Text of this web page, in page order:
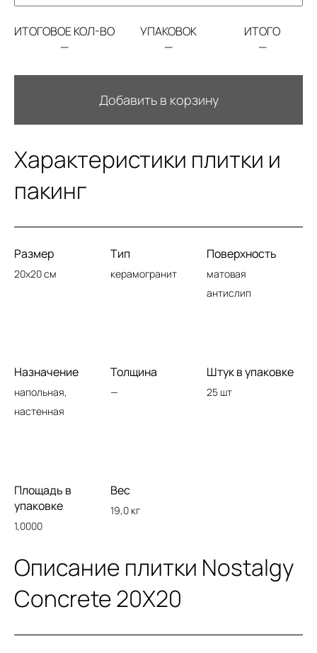
ИТОГОВОЕ КОЛ-ВО
—
УПАКОВОК
—
ИТОГО
—
Добавить в корзину
Характеристики плитки и
пакинг
Размер
20x20 см
Тип
керамогранит
Поверхность
матовая
антислип
Назначение
напольная,
настенная
Толщина
—
Штук в упаковке
25 шт
Площадь в
упаковке
1,0000
Вес
19,0 кг
Описание плитки Nostalgy
Concrete 20X20